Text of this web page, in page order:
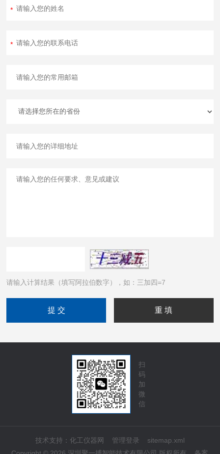
请输入计算结果（填写阿拉伯数字），如：三加四=7
扫
码
加
微
信
技术支持： 化工仪器网 管理登录
sitemap.xml